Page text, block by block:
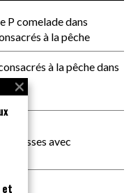
P comeladedans
à la pêche
à la pêchedans
classes avec
et